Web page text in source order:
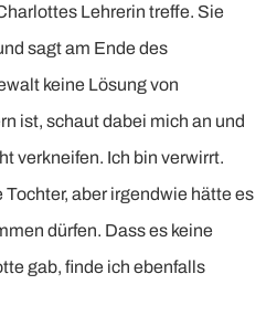
Lehrerin treffe. Sie
sagt am Ende des
keine Lösung von
ist, schaut dabei mich an und
verkneifen. Ich bin verwirrt.
aber irgendwie hätte es
dürfen. Dass es keine
gab, finde ich ebenfalls